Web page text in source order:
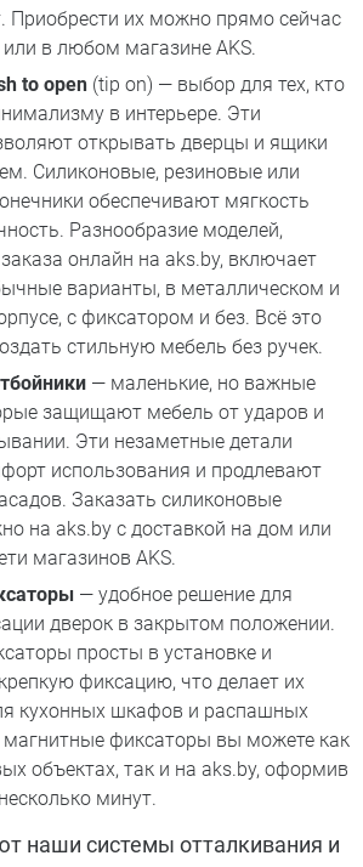
Приобрести их можно прямо сейчас
или в любом магазине AKS.
to open (tip on) — выбор для тех, кто
в интерьере. Эти
открывать дверцы и ящики
Силиконовые, резиновые или
обеспечивают мягкость
Разнообразие моделей,
онлайн на aks.by, включает
варианты, в металлическом и
с фиксатором и без. Всё это
стильную мебель без ручек.
— маленькие, но важные
защищают мебель от ударов и
Эти незаметные детали
использования и продлевают
Заказать силиконовые
на aks.by с доставкой на дом или
магазинов AKS.
— удобное решение для
дверок в закрытом положении.
просты в установке и
фиксацию, что делает их
кухонных шкафов и распашных
магнитные фиксаторы вы можете как
объектах, так и на aks.by, оформив
минут.
наши системы отталкивания и